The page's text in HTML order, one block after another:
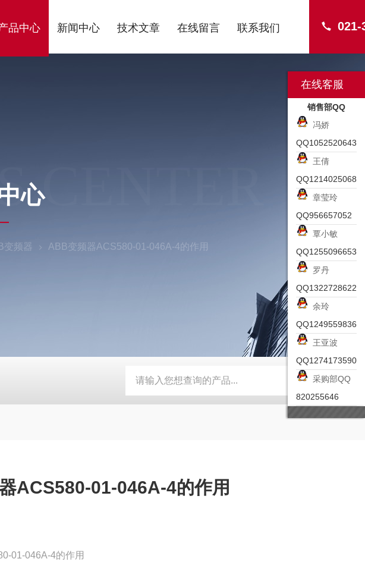
021-
品中心 新闻中心 技术文章 在线留言 联系我们
CENTER
心
变频器 ABB变频器ACS580-01-046A-4的作用
压力开关的中文资料ZK2-ZSEA-A *皮尔兹PILZ安全激光扫描仪 RZMO-TER-
ACS580-01-046A-4的作用
01-046A-4的作用
在线客服
销售部QQ
冯娇
QQ1052520643
王倩
QQ1214025068
章莹玲
QQ956657052
覃小敏
QQ1255096653
罗丹
QQ1322728622
余玲
QQ1249559836
王亚波
QQ1274173590
采购部QQ
820255646